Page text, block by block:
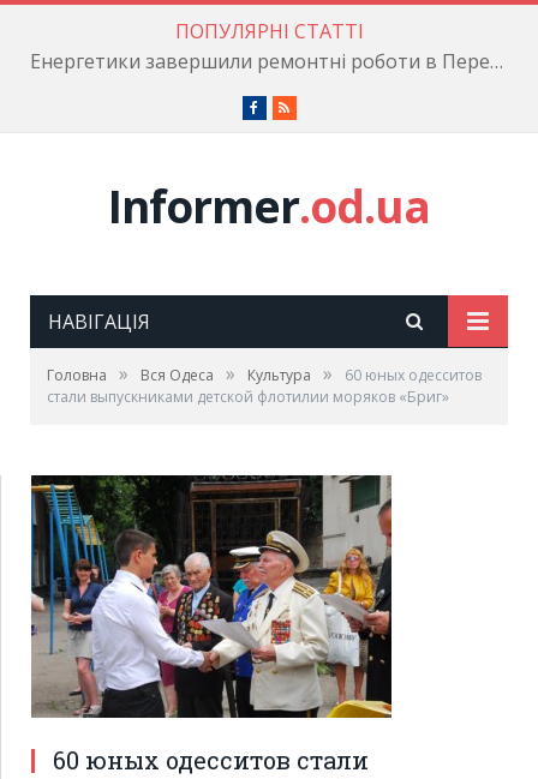
ПОПУЛЯРНІ СТАТТІ
Енергетики завершили ремонтні роботи в Пересипському районі
Facebook
RSS
Informer.od.ua
НАВІГАЦІЯ
Головна » Вся Одеса » Культура »
60 юных одесситов
стали выпускниками детской флотилии моряков «Бриг»
60 юных одесситов стали